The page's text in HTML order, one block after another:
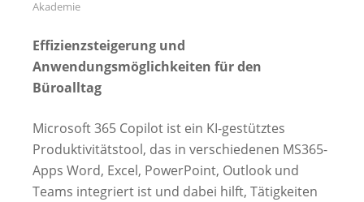
Akademie
Effizienzsteigerung und
Anwendungsmöglichkeiten für den
Büroalltag
Microsoft 365 Copilot ist ein KI-gestütztes
Produktivitätstool, das in verschiedenen MS365-
Apps Word, Excel, PowerPoint, Outlook und
Teams integriert ist und dabei hilft, Tätigkeiten